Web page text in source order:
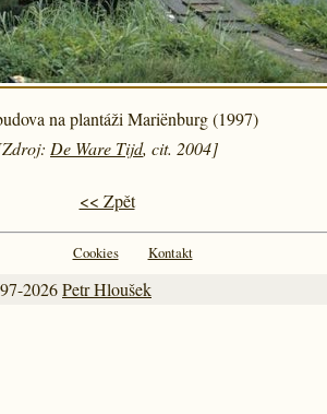
na plantáži Mariënburg (1997)
De Ware Tijd, cit. 2004]
<< Zpět
Cookies Kontakt
2026Petr Hloušek